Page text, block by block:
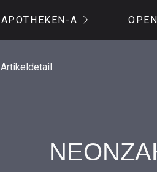
APOTHEKEN-A
Artikeldetail